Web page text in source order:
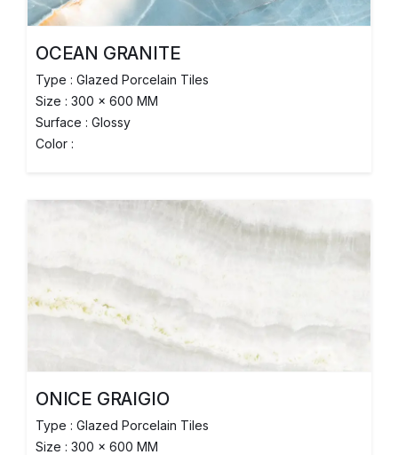
OCEAN GRANITE
Type : Glazed Porcelain Tiles
Size : 300 x 600 MM
Surface : Glossy
Color :
ONICE GRAIGIO
Type : Glazed Porcelain Tiles
Size : 300 x 600 MM